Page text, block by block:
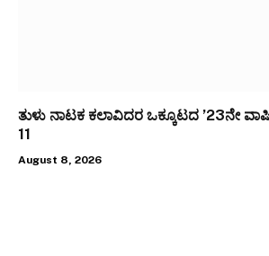
ತುಳು ನಾಟಕ ಕಲಾವಿದರ ಒಕ್ಕೂಟದ ’23ನೇ
11
August 8, 2026